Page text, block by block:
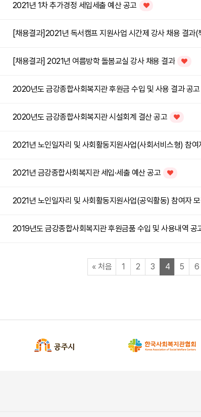
2021년 1차 추가경정 세입세출 예산 공고
인기글
[채용결과]2021년 독서캠프 지원사업 시간제 강사 채용 결과(
[채용결과] 2021년 여름방학 돌봄교실 강사 채용 결과
인기글
2020년도 금강종합사회복지관 후원금 수입 및 사용 결과 공고
2020년도 금강종합사회복지관 시설회계 결산 공고
인기글
2021년 노인일자리 및 사회활동지원사업(사회서비스형) 참여
2021년 금강종합사회복지관 세입·세출 예산 공고
인기글
2021년 노인일자리 및 사회활동지원사업(공익활동) 참여자
2019년도 금강종합사회복지관 후원금품 수입 및 사용내역 공
« 처음페이지
1 페이지
2페이지
3페이지열린
4페이지
5페이지
6